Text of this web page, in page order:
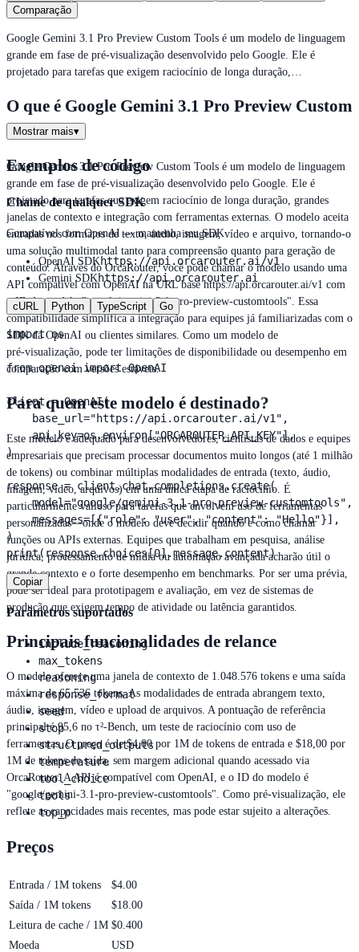
Comparação
Google Gemini 3.1 Pro Preview Custom Tools é um modelo de linguagem
grande em fase de pré‑visualização desenvolvido pelo Google. Ele é
projetado para tarefas que exigem raciocínio de longa duração,…
O que é Google Gemini 3.1 Pro Preview Custom
Tools?
Google Gemini 3.1 Pro Preview Custom Tools é um modelo de linguagem
grande em fase de pré‑visualização desenvolvido pelo Google. Ele é
projetado para tarefas que exigem raciocínio de longa duração, grandes
janelas de contexto e integração com ferramentas externas. O modelo aceita
entradas nos formatos de texto, áudio, imagem, vídeo e arquivo, tornando‑o
uma solução multimodal tanto para compreensão quanto para geração de
conteúdo. Através do OrcaRouter, você pode chamar o modelo usando uma
API compatível com OpenAI na URL base https://api.orcarouter.ai/v1 com
o ID do modelo "google/gemini-3.1-pro-preview-customtools". Essa
compatibilidade simplifica a integração para equipes já familiarizadas com o
SDK da OpenAI ou clientes similares. Como um modelo de
pré‑visualização, pode ter limitações de disponibilidade ou desempenho em
comparação com versões estáveis.
Para quem este modelo é destinado?
Este modelo é adequado para desenvolvedores, cientistas de dados e equipes
empresariais que precisam processar documentos muito longos (até 1 milhão
de tokens) ou combinar múltiplas modalidades de entrada (texto, áudio,
imagem, vídeo, arquivos) em uma única etapa de raciocínio. É
particularmente valioso para tarefas que envolvem uso de ferramentas
personalizadas—onde o modelo deve decidir quando e como chamar
funções ou APIs externas. Equipes que trabalham em pesquisa, análise
jurídica, processamento de mídia ou automação avançada acharão útil o
grande contexto e o forte desempenho em benchmarks. Por ser uma prévia,
pode ser ideal para prototipagem e avaliação, em vez de sistemas de
produção que exigem tempo de atividade ou latência garantidos.
Principais funcionalidades de relance
O modelo oferece uma janela de contexto de 1.048.576 tokens e uma saída
máxima de 65.536 tokens. As modalidades de entrada abrangem texto,
áudio, imagem, vídeo e upload de arquivos. A pontuação de referência
principal é 95,6 no τ²-Bench, um teste de raciocínio com uso de
ferramentas. O preço é de $4,00 por 1M de tokens de entrada e $18,00 por
1M de tokens de saída, sem margem adicional quando acessado via
OrcaRouter. A API é compatível com OpenAI, e o ID do modelo é
"google/gemini-3.1-pro-preview-customtools". Como pré-visualização, ele
reflete as capacidades mais recentes, mas pode estar sujeito a alterações.
Mostrar mais▾
Exemplos de código
Chame de qualquer SDK
Compatível com OpenAI — mantenha seu SDK
OpenAI SDKhttps://api.orcarouter.ai/v1
Gemini SDKhttps://api.orcarouter.ai
cURL Python TypeScript Go
import os
from openai import OpenAI
client = OpenAI(
    base_url="https://api.orcarouter.ai/v1",
    api_key=os.environ["ORCAROUTER_API_KEY"],
)
response = client.chat.completions.create(
    model="google/gemini-3.1-pro-preview-customtools",
    messages=[{"role": "user", "content": "Hello"}],
)
print(response.choices[0].message.content)
Copiar
Parâmetros suportados
include_reasoning
max_tokens
reasoning
response_format
seed
stop
structured_outputs
temperature
tool_choice
tools
top_p
Preços
Entrada / 1M tokens
$4.00
Saída / 1M tokens
$18.00
Leitura de cache / 1M $0.400
Moeda
USD